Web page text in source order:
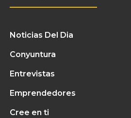
Noticias Del Dia
Conyuntura
Entrevistas
Emprendedores
Cree en ti